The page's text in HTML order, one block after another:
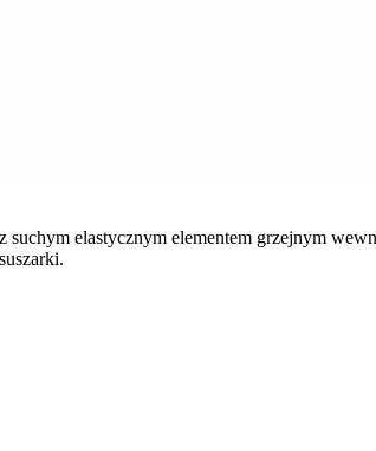
elastycznym elementem grzejnym